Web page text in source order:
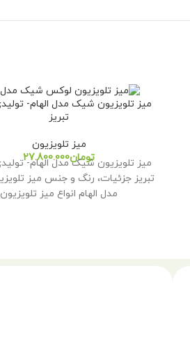
میز تلویزیون شیک مدل الهام-
تبریز
میز تلویزیون
تومان
میز تلویزیون شیک مدل الهام-
تبریز جزئیات، رنگ و جنس میز
مدل الهام انواع میز تلویزیون